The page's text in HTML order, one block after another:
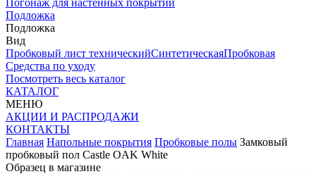
Погонаж для настенных покрытий
Подложка
Подложка
Вид
Пробковый лист техническийСинтетическаяПробковая
Средства по уходу
Посмотреть весь каталог
КАТАЛОГ
МЕНЮ
АКЦИИ И РАСПРОДАЖИ
КОНТАКТЫ
Главная Напольные покрытия Пробковые полы Замковый
пробковый пол Castle OAK White
Образец в магазине